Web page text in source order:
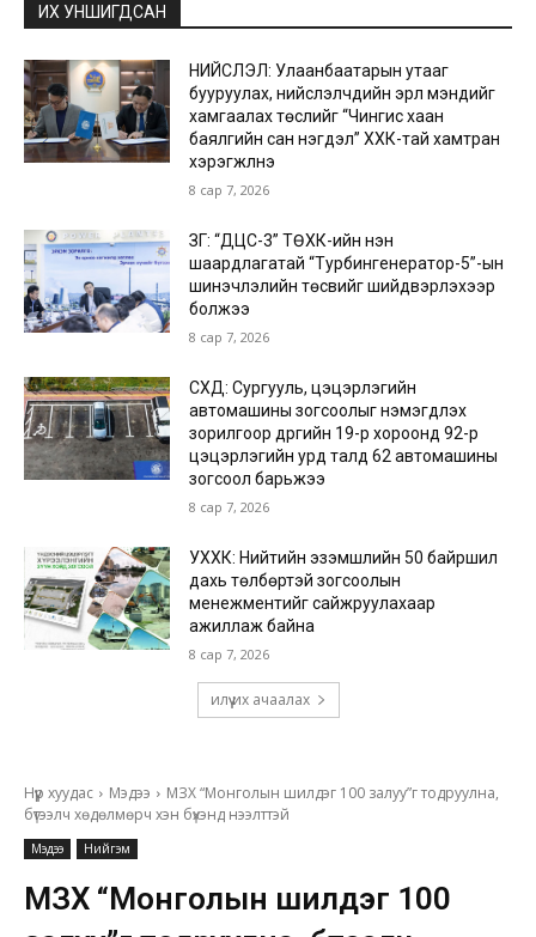
ИХ УНШИГДСАН
НИЙСЛЭЛ: Улаанбаатарын утааг
бууруулах, нийслэлчүүдийн эрүүл мэндийг
хамгаалах төслийг “Чингис хаан
баялгийн сан нэгдэл” ХХК-тай хамтран
хэрэгжүүлнэ
8 сар 7, 2026
ЗГ: “ДЦС-3” ТӨХК-ийн нэн
шаардлагатай “Турбингенератор-5”-ын
шинэчлэлийн төсвийг шийдвэрлэхээр
болжээ
8 сар 7, 2026
СХД: Сургууль, цэцэрлэгийн
автомашины зогсоолыг нэмэгдүүлэх
зорилгоор дүүргийн 19-р хороонд 92-р
цэцэрлэгийн урд талд 62 автомашины
зогсоол барьжээ
8 сар 7, 2026
УХХК: Нийтийн эзэмшлийн 50 байршил
дахь төлбөртэй зогсоолын
менежментийг сайжруулахаар
ажиллаж байна
8 сар 7, 2026
илүү их ачаалах